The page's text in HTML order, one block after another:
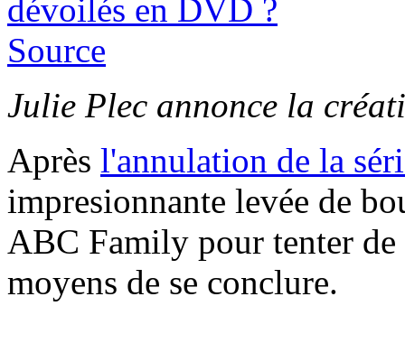
Source
Julie Plec annonce la
Après l'annulation de la
impresionnante levée de
ABC Family pour tenter
moyens de se conclure.